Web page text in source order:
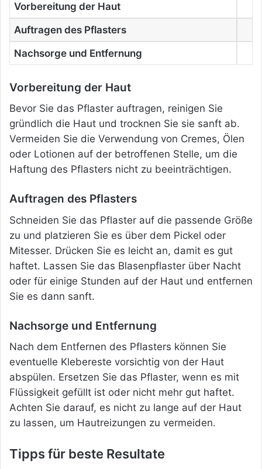
Vorbereitung der Haut
Auftragen des Pflasters
Nachsorge und Entfernung
Vorbereitung der Haut
Bevor Sie das Pflaster auftragen, reinigen Sie
gründlich die Haut und trocknen Sie sie sanft ab.
Vermeiden Sie die Verwendung von Cremes, Ölen
oder Lotionen auf der betroffenen Stelle, um die
Haftung des Pflasters nicht zu beeinträchtigen.
Auftragen des Pflasters
Schneiden Sie das Pflaster auf die passende Größe
zu und platzieren Sie es über dem Pickel oder
Mitesser. Drücken Sie es leicht an, damit es gut
haftet. Lassen Sie das Blasenpflaster über Nacht
oder für einige Stunden auf der Haut und entfernen
Sie es dann sanft.
Nachsorge und Entfernung
Nach dem Entfernen des Pflasters können Sie
eventuelle Klebereste vorsichtig von der Haut
abspülen. Ersetzen Sie das Pflaster, wenn es mit
Flüssigkeit gefüllt ist oder nicht mehr gut haftet.
Achten Sie darauf, es nicht zu lange auf der Haut
zu lassen, um Hautreizungen zu vermeiden.
Tipps für beste Resultate